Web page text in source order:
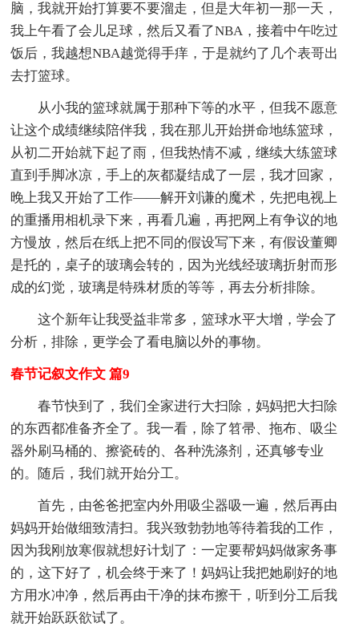
脑，我就开始打算要不要溜走，但是大年初一那一天，
我上午看了会儿足球，然后又看了NBA，接着中午吃过
饭后，我越想NBA越觉得手痒，于是就约了几个表哥出
去打篮球。
从小我的篮球就属于那种下等的水平，但我不愿意
让这个成绩继续陪伴我，我在那儿开始拼命地练篮球，
从初二开始就下起了雨，但我热情不减，继续大练篮球
直到手脚冰凉，手上的灰都凝结成了一层，我才回家，
晚上我又开始了工作——解开刘谦的魔术，先把电视上
的重播用相机录下来，再看几遍，再把网上有争议的地
方慢放，然后在纸上把不同的假设写下来，有假设董卿
是托的，桌子的玻璃会转的，因为光线经玻璃折射而形
成的幻觉，玻璃是特殊材质的等等，再去分析排除。
这个新年让我受益非常多，篮球水平大增，学会了
分析，排除，更学会了看电脑以外的事物。
春节记叙文作文 篇9
春节快到了，我们全家进行大扫除，妈妈把大扫除
的东西都准备齐全了。我一看，除了笤帚、拖布、吸尘
器外刷马桶的、擦瓷砖的、各种洗涤剂，还真够专业
的。随后，我们就开始分工。
首先，由爸爸把室内外用吸尘器吸一遍，然后再由
妈妈开始做细致清扫。我兴致勃勃地等待着我的工作，
因为我刚放寒假就想好计划了：一定要帮妈妈做家务事
的，这下好了，机会终于来了！妈妈让我把她刷好的地
方用水冲净，然后再由干净的抹布擦干，听到分工后我
就开始跃跃欲试了。